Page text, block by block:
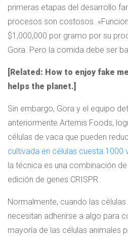
primeras etapas del desarrollo
procesos son costosos.
$1,000,000 por gramo por su
Gora. Pero la comida debe ser
[Related: How to enjoy fake
helps the planet.]
Sin embargo, Gora y el equipo
anteriormente Artemis Foods,
células de vaca que pueden
cultivada en células cuesta 1000
la técnica es una combinación
edición de genes CRISPR.
Normalmente, cuando las
necesitan adherirse a algo para
mayoría de las células animales